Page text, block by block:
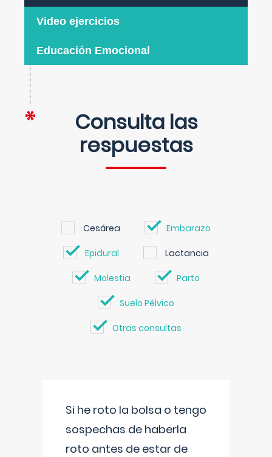
Video ejercicios
Educación Emocional
Consulta las
respuestas
Cesárea Embarazo
Epidural Lactancia
Molestia Parto
Suelo Pélvico
Otras consultas
Si he roto la bolsa o tengo
sospechas de haberla
roto antes de estar de